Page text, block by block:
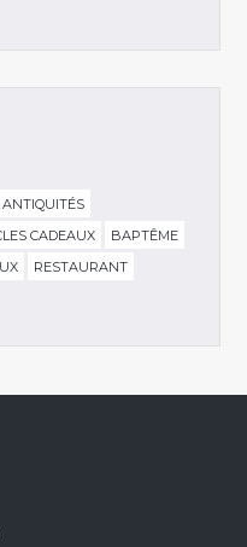
ANTIQUITÉS
CADEAUX
BAPTÊME
RESTAURANT